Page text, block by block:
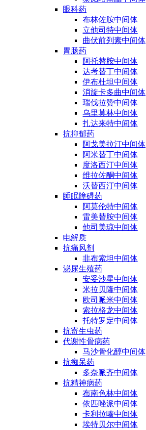
眼科药
布林佐胺中间体
立他司特中间体
曲伏前列素中间体
胃肠药
阿托替胺中间体
达考替丁中间体
伊布杜坦中间体
消旋卡多曲中间体
瑞伐拉赞中间体
乌里莫林中间体
扎达来特中间体
抗抑郁药
阿戈美拉汀中间体
阿米替丁中间体
度洛西汀中间体
维拉佐酮中间体
沃替西汀中间体
睡眠障碍药
阿莫伦特中间体
雷美替胺中间体
他司美琼中间体
电解质
抗痛风剂
非布索坦中间体
泌尿生殖药
安妥沙星中间体
米拉贝隆中间体
欧司哌米中间体
索拉格龙中间体
托特罗定中间体
抗寄生虫药
代谢性骨病药
马沙骨化醇中间体
抗痴呆药
多奈哌齐中间体
抗精神病药
布南色林中间体
依匹唑派中间体
卡利拉嗪中间体
埃特贝尔中间体